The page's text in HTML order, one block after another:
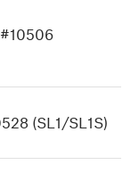
(SL1/SL1S)